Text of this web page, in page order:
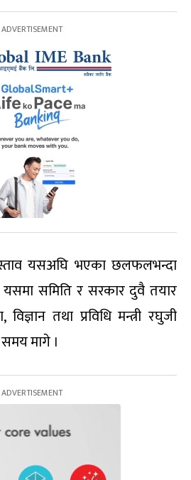
यसअघि भएका छलफलभन्दा
समिति र सरकार दुवै तयार
तथा प्रविधि मन्त्री रघुजी
मागे ।